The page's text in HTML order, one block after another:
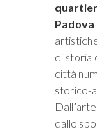
Padova
di storia
città
storico-
dallo